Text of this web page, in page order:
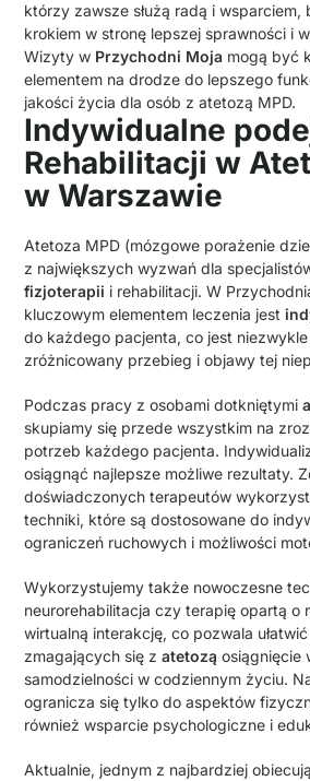
którzy zawsze służą radą i wsparciem,
krokiem w stronę lepszej sprawności i
Wizyty w Przychodni Moja mogą być
elementem na drodze do lepszego
jakości życia dla osób z atetozą MPD.
Indywidualne
Rehabilitacji w
w Warszawie
Atetoza MPD (mózgowe porażenie
z największych wyzwań dla
fizjoterapii i rehabilitacji. W
kluczowym elementem leczenia jest
do każdego pacjenta, co jest
zróżnicowany przebieg i objawy tej
Podczas pracy z osobami dotkniętymi
skupiamy się przede wszystkim na
potrzeb każdego pacjenta.
osiągnąć najlepsze możliwe rezultaty.
doświadczonych terapeutów
techniki, które są dostosowane do
ograniczeń ruchowych i możliwości
Wykorzystujemy także nowoczesne
neurorehabilitacja czy terapię opartą o
wirtualną interakcję, co pozwala
zmagających się zatetozą osiągnięcie
samodzielności w codziennym życiu.
ogranicza się tylko do aspektów
również wsparcie psychologiczne i
Aktualnie, jednym z najbardziej